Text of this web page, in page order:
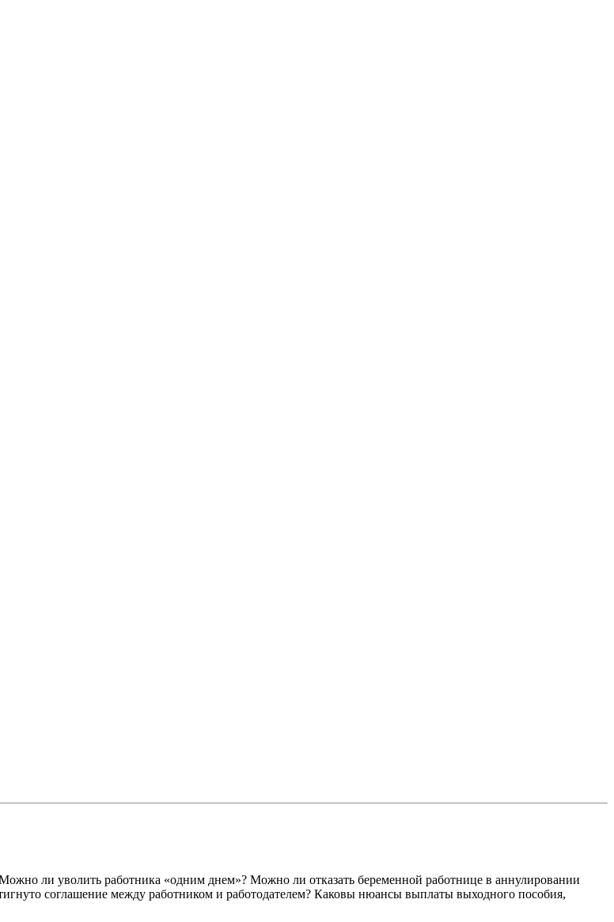
ли уволить работника «одним днем»? Можно ли отказать беременной работнице в аннулировании
соглашение между работником и работодателем? Каковы нюансы выплаты выходного пособия,